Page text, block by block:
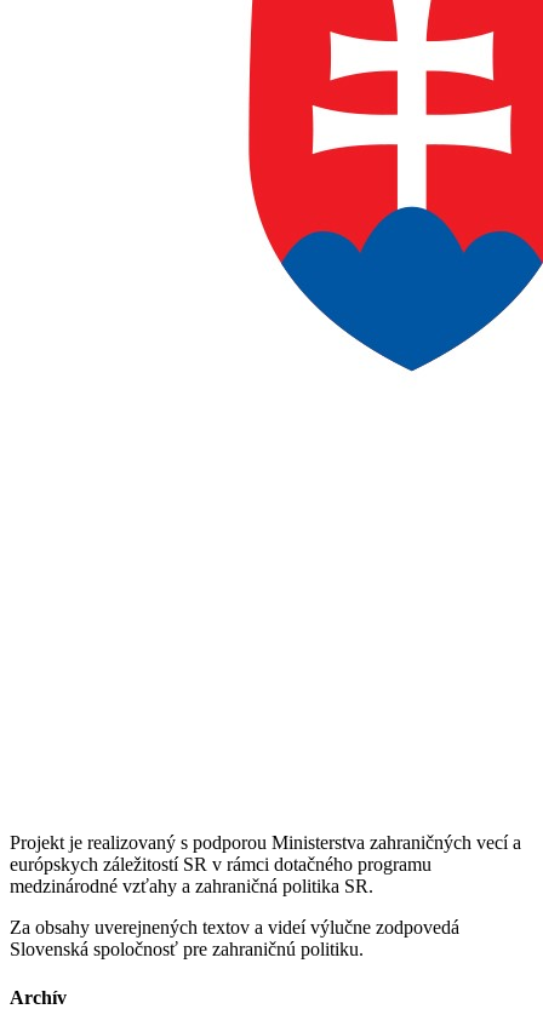
Projekt je realizovaný s podporou Ministerstva zahraničných vecí a
európskych záležitostí SR v rámci dotačného programu
medzinárodné vzťahy a zahraničná politika SR.
Za obsahy uverejnených textov a videí výlučne zodpovedá
Slovenská spoločnosť pre zahraničnú politiku.
Archív